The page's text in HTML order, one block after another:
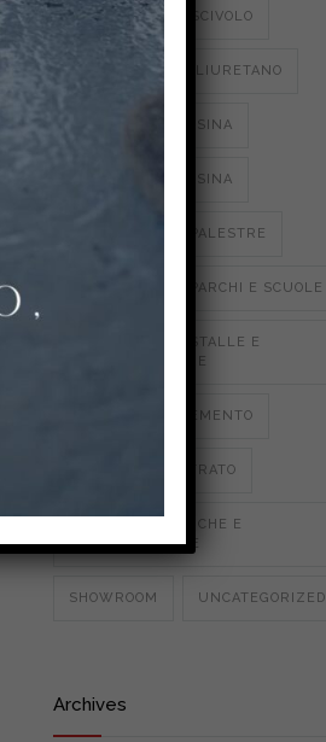
PAVIMENTI ANTISCIVOLO
PAVIMENTI IN POLIURETANO
PAVIMENTI IN RESINA
PAVIMENTI IN RESINA
PAVIMENTI PER PALESTRE
PAVIMENTI PER PARCHI E SCUOLE
PAVIMENTI PER STALLE E
AGROALIMENTARE
POLIURETANO CEMENTO
RESINA MULTISTRATO
RESINE EPOSSIDICHE E
POLIURETANICHE
SHOWROOM UNCATEGORIZED
Archives